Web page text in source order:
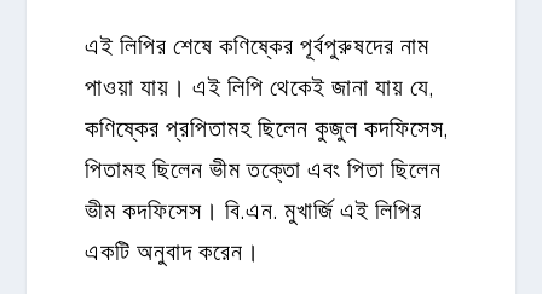
এই লিপির শেষে কণিষ্কের পূর্বপুরুষদের নাম
পাওয়া যায়। এই লিপি থেকেই জানা যায় যে,
কণিষ্কের প্রপিতামহ ছিলেন কুজুল কদফিসেস,
পিতামহ ছিলেন ভীম তক্তো এবং পিতা ছিলেন
ভীম কদফিসেস। বি.এন. মুখার্জি এই লিপির
একটি অনুবাদ করেন।